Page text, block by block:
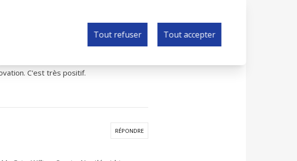
RÉPONDRE
C'est très positif.
RÉPONDRE
Tout refuser Tout accepter